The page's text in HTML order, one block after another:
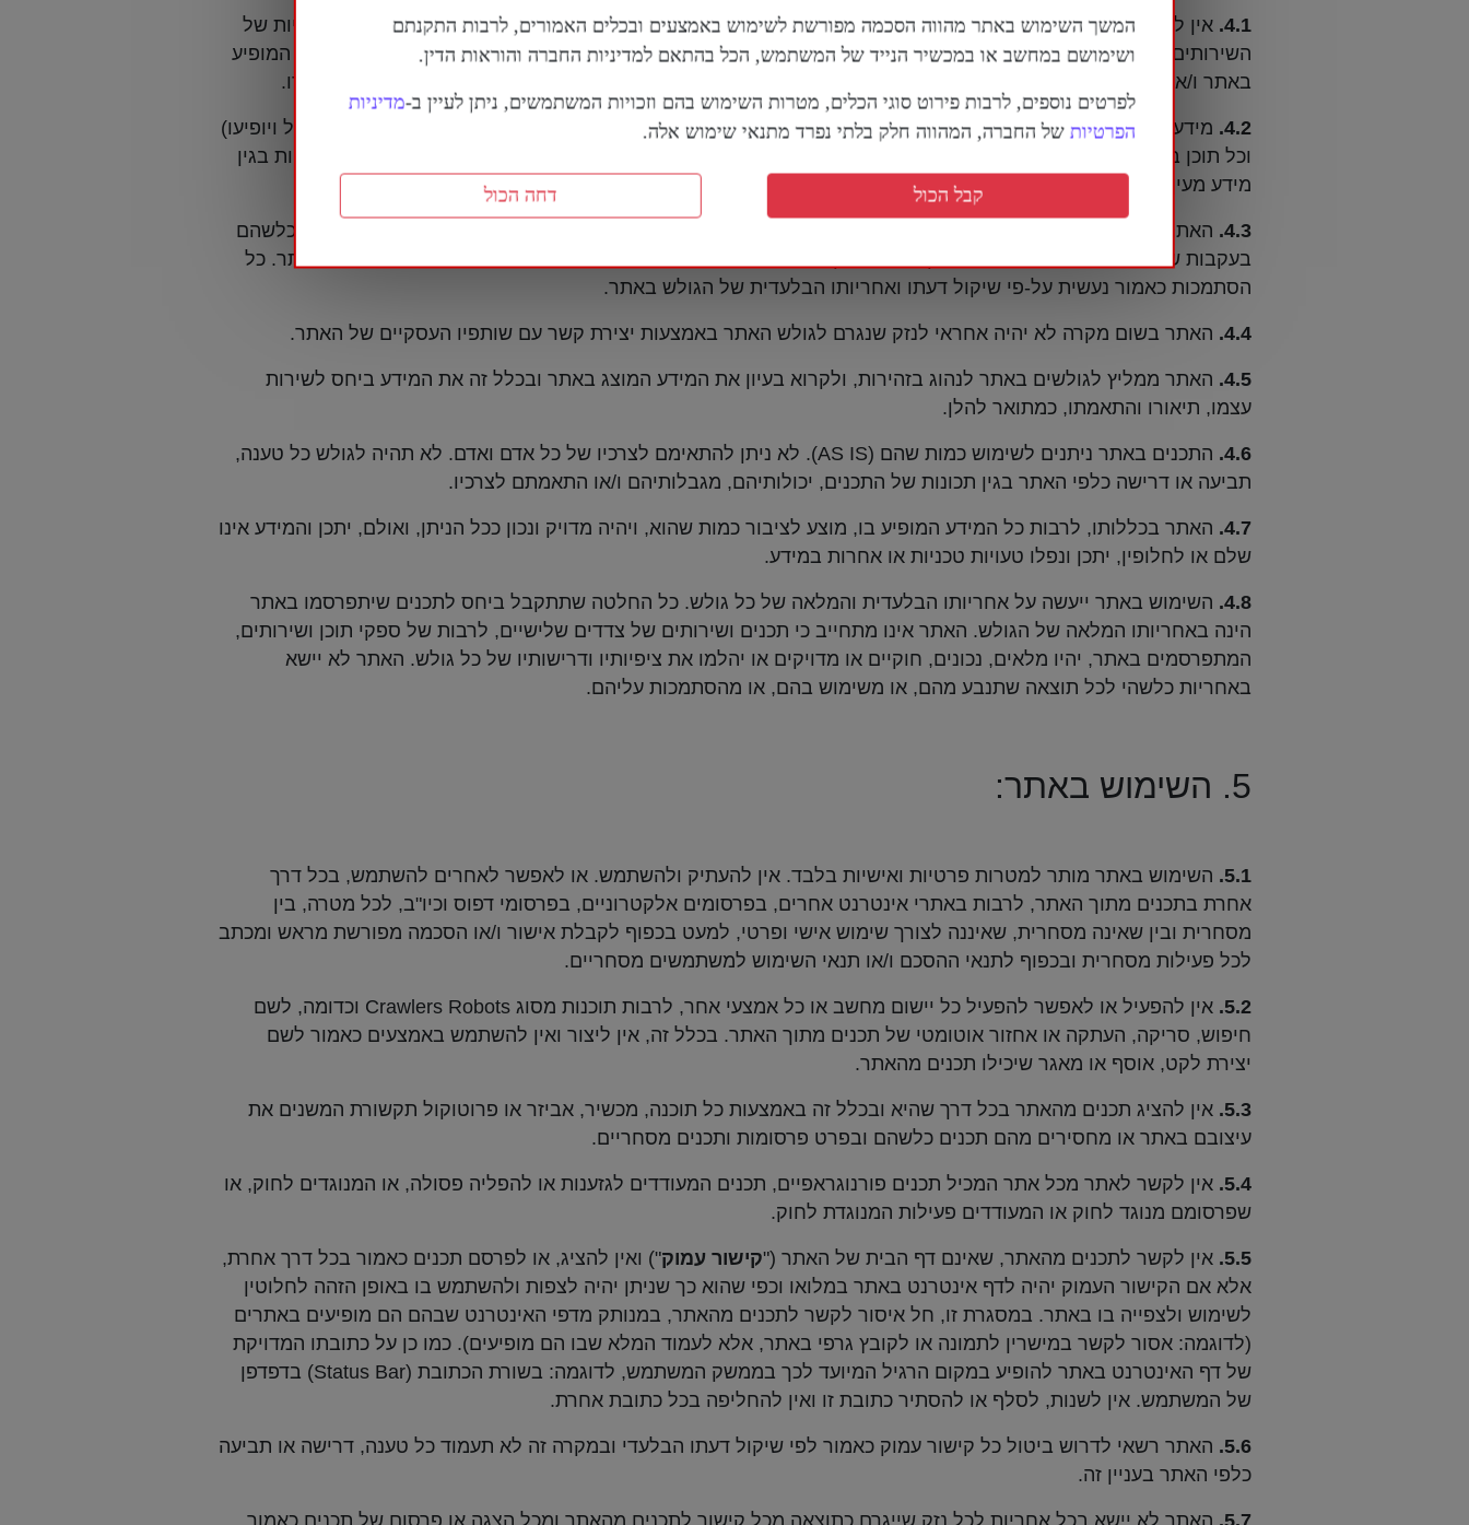
4.1. אין לראות במידע המופיע באתר משום הבטחה לאמיתות תוכנו, הבטחה לתוצאה כלשהי ו/או אחריות לאופן הפעילויות של
השירותים המוצעים בו. האתר לא יהיה אחראי לשום נזק, ישיר או עקיף, אשר ייגרם לגולש כתוצאה מהסתמכות על מידע המופיע
באתר ו/או בקישורים לאתרים אחרים ו/או כל מקור מידע פנימי ו/או חיצוני אחר ו/או שימוש בשירותים אשר מוצגים על ידו.
4.2. מידע ומצגים אודות שירותים המוצגים באתר, שמקורו בשותפיו העסקיים של האתר ששירותיהם מופיעים באתר (ככל ויופיעו)
וכל תוכן ביחס לשירותים נמצאים באחריותם הבלעדית של השותפים העסקיים כאמור, ועל כן, מובן שלאתר אין כל אחריות בגין
מידע מעין זה, ואין האתר ערב למידת הדיוק של מידע זה.
4.3. האתר לא יהיה אחראי לכל נזק (ישיר או עקיף), הפסד, עגמת נפש והוצאות שייגרמו לגולשים ו/או לצדדים שלישיים כלשהם
בעקבות שימוש או הסתמכות על כל תוכן, מידע, נתון, מצג, תמונה, וידאו, אודיו, פרסומת, מוצר, שירות וכו' המופעים באתר. כל
הסתמכות כאמור נעשית על-פי שיקול דעתו ואחריותו הבלעדית של הגולש באתר.
4.4. האתר בשום מקרה לא יהיה אחראי לנזק שנגרם לגולש האתר באמצעות יצירת קשר עם שותפיו העסקיים של האתר.
4.5. האתר ממליץ לגולשים באתר לנהוג בזהירות, ולקרוא בעיון את המידע המוצג באתר ובכלל זה את המידע ביחס לשירות
עצמו, תיאורו והתאמתו, כמתואר להלן.
4.6.
התכנים באתר ניתנים לשימוש כמות שהם (AS IS). לא ניתן להתאימם לצרכיו של כל אדם ואדם. לא תהיה לגולש כל טענה,
תביעה או דרישה כלפי האתר בגין תכונות של התכנים, יכולותיהם, מגבלותיהם ו/או התאמתם לצרכיו.
4.7. האתר בכללותו, לרבות כל המידע המופיע בו, מוצע לציבור כמות שהוא, ויהיה מדויק ונכון ככל הניתן, ואולם, יתכן והמידע אינו
שלם או לחלופין, יתכן ונפלו טעויות טכניות או אחרות במידע.
4.8. השימוש באתר ייעשה על אחריותו הבלעדית והמלאה של כל גולש. כל החלטה שתתקבל ביחס לתכנים שיתפרסמו באתר
הינה באחריותו המלאה של הגולש. האתר אינו מתחייב כי תכנים ושירותים של צדדים שלישיים, לרבות של ספקי תוכן ושירותים,
המתפרסמים באתר, יהיו מלאים, נכונים, חוקיים או מדויקים או יהלמו את ציפיותיו ודרישותיו של כל גולש. האתר לא יישא
באחריות כלשהי לכל תוצאה שתנבע מהם, או משימוש בהם, או מהסתמכות עליהם.
5. השימוש באתר:
5.1. השימוש באתר מותר למטרות פרטיות ואישיות בלבד. אין להעתיק ולהשתמש. או לאפשר לאחרים להשתמש, בכל דרך
אחרת בתכנים מתוך האתר, לרבות באתרי אינטרנט אחרים, בפרסומים אלקטרוניים, בפרסומי דפוס וכיו"ב, לכל מטרה, בין
מסחרית ובין שאינה מסחרית, שאיננה לצורך שימוש אישי ופרטי, למעט בכפוף לקבלת אישור ו/או הסכמה מפורשת מראש ומכתב
לכל פעילות מסחרית ובכפוף לתנאי ההסכם ו/או תנאי השימוש למשתמשים מסחריים.
5.2.
אין להפעיל או לאפשר להפעיל כל יישום מחשב או כל אמצעי אחר, לרבות תוכנות מסוג Crawlers Robots וכדומה, לשם
חיפוש, סריקה, העתקה או אחזור אוטומטי של תכנים מתוך האתר. בכלל זה, אין ליצור ואין להשתמש באמצעים כאמור לשם
יצירת לקט, אוסף או מאגר שיכילו תכנים מהאתר.
5.3. אין להציג תכנים מהאתר בכל דרך שהיא ובכלל זה באמצעות כל תוכנה, מכשיר, אביזר או פרוטוקול תקשורת המשנים את
עיצובם באתר או מחסירים מהם תכנים כלשהם ובפרט פרסומות ותכנים מסחריים.
5.4. אין לקשר לאתר מכל אתר המכיל תכנים פורנוגראפיים, תכנים המעודדים לגזענות או להפליה פסולה, או המנוגדים לחוק, או
שפרסומם מנוגד לחוק או המעודדים פעילות המנוגדת לחוק.
5.5. אין לקשר לתכנים מהאתר, שאינם דף הבית של האתר ("קישור עמוק") ואין להציג, או לפרסם תכנים כאמור בכל דרך אחרת,
אלא אם הקישור העמוק יהיה לדף אינטרנט באתר במלואו וכפי שהוא כך שניתן יהיה לצפות ולהשתמש בו באופן הזהה לחלוטין
לשימוש ולצפייה בו באתר. במסגרת זו, חל איסור לקשר לתכנים מהאתר, במנותק מדפי האינטרנט שבהם הם מופיעים באתרים
(לדוגמה: אסור לקשר במישרין לתמונה או לקובץ גרפי באתר, אלא לעמוד המלא שבו הם מופיעים). כמו כן על כתובתו המדויקת
של דף האינטרנט באתר להופיע במקום הרגיל המיועד לכך בממשק המשתמש, לדוגמה: בשורת הכתובת (Status Bar) בדפדפן
של המשתמש. אין לשנות, לסלף או להסתיר כתובת זו ואין להחליפה בכל כתובת אחרת.
5.6. האתר רשאי לדרוש ביטול כל קישור עמוק כאמור לפי שיקול דעתו הבלעדי ובמקרה זה לא תעמוד כל טענה, דרישה או תביעה
כלפי האתר בעניין זה.
5.7. האתר לא יישא בכל אחריות לכל נזק שייגרם כתוצאה מכל קישור לתכנים מהאתר ומכל הצגה או פרסום של תכנים כאמור
המשך השימוש באתר מהווה הסכמה מפורשת לשימוש באמצעים ובכלים האמורים, לרבות התקנתם
ושימושם במחשב או במכשיר הנייד של המשתמש, הכל בהתאם למדיניות החברה והוראות הדין.
לפרטים נוספים, לרבות פירוט סוגי הכלים, מטרות השימוש בהם וזכויות המשתמשים, ניתן לעיין ב-מדיניות
הפרטיותשל החברה, המהווה חלק בלתי נפרד מתנאי שימוש אלה.
דחה הכול קבל הכול